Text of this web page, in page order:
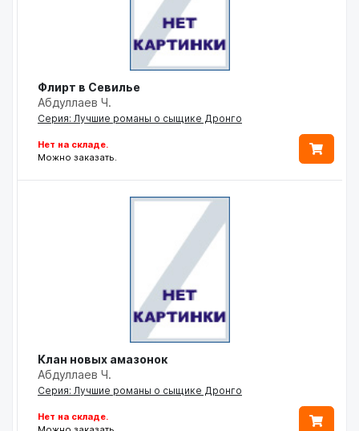
Флирт в Севилье
Абдуллаев Ч.
Серия: Лучшие романы о сыщике Дронго
Нет на складе.
Можно заказать.
Клан новых амазонок
Абдуллаев Ч.
Серия: Лучшие романы о сыщике Дронго
Нет на складе.